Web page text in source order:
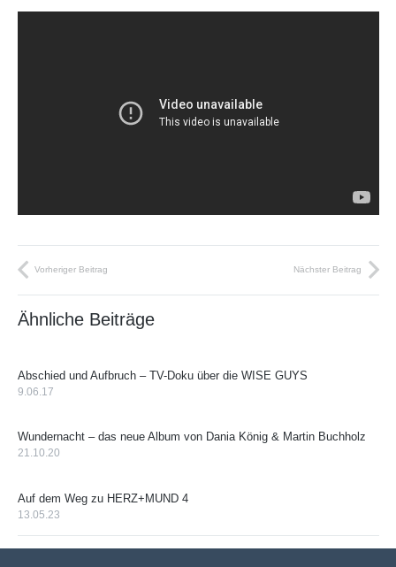
Vorheriger Beitrag Nächster Beitrag
Ähnliche Beiträge
Abschied und Aufbruch – TV-Doku über die WISE GUYS
9.06.17
Wundernacht – das neue Album von Dania König & Martin Buchholz
21.10.20
Auf dem Weg zu HERZ+MUND 4
13.05.23